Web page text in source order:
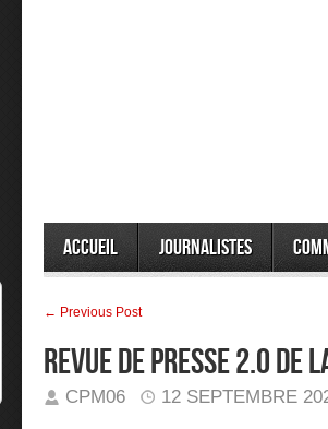
Accueil Journalistes
← Previous Post
Revue de presse 2.0
CPM06 12 SEPTEMBRE